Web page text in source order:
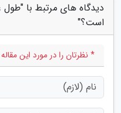
دیدگاه های مرتبط با
است؟"
* نظرتان را در مورد این